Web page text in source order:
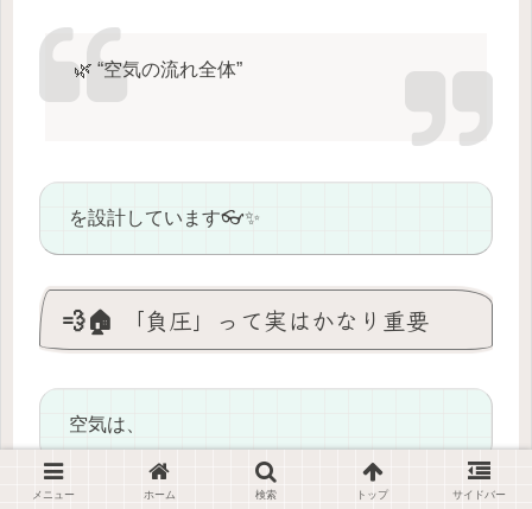
🌿 “空気の流れ全体”
を設計しています👓✨
💨🏠 「負圧」って実はかなり重要
空気は、
メニュー ホーム 検索 トップ サイドバー